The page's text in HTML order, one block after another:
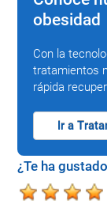
obesidad
Con la
tratamientos
rápida
Ir a
¿Te ha